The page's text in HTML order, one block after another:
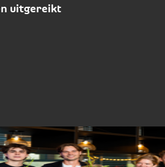
uitgereikt